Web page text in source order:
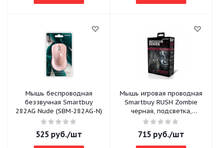
Мышь беспроводная
беззвучная Smartbuy
282AG Nude (SBM-282AG-N)
525 руб./шт
Мышь игровая проводная
Smartbuy RUSH Zombie
черная, подсветка,
800/1200/1600/2400 DPI
715 руб./шт